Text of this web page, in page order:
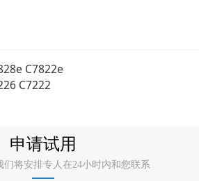
C7822e
C7222
申请试用
们将安排专人在24小时内和您联系